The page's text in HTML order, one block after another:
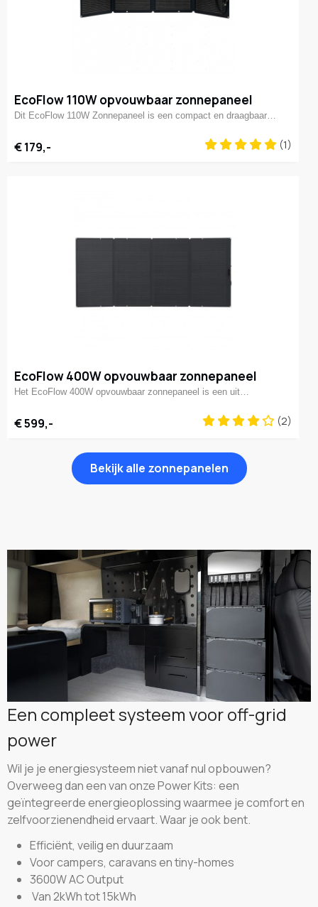
EcoFlow 110W opvouwbaar zonnepaneel
Dit EcoFlow 110W Zonnepaneel is een compact en draagbaar…
€ 179,- (1)
EcoFlow 400W opvouwbaar zonnepaneel
Het EcoFlow 400W opvouwbaar zonnepaneel is een uit…
€ 599,- (2)
Bekijk alle zonnepanelen
Een compleet systeemvoor off-grid
power
Wil je je energiesysteem niet vanaf nul opbouwen?
Overweeg dan een van onze Power Kits: een
geïntegreerde energieoplossing waarmee je comfort en
zelfvoorzienendheid ervaart. Waar je ook bent.
Efficiënt, veilig en duurzaam
Voor campers, caravans en tiny-homes
3600W AC Output
Van 2kWh tot 15kWh